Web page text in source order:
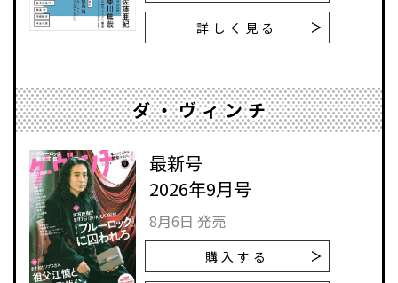
詳しく見る
ダ・ヴィンチ
最新号
2026年9月号
8月6日 発売
購入する